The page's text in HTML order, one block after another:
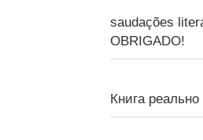
saudações
OBRIGADO!
Книга